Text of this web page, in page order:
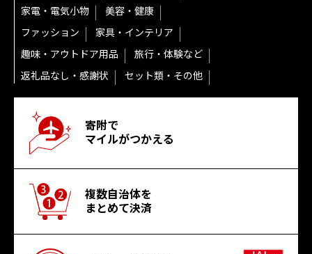
家電・電気小物
美容・健康
ファッション
家具・インテリア
趣味・アウトドア用品
旅行・体験など
返礼品なし・感謝状
セット類・その他
寄附で
マイルがつかえる
複数自治体を
まとめて決済